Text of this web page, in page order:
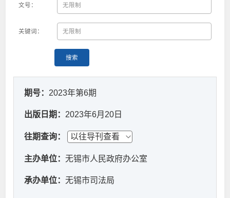
文号：
关键词：
搜索
期号： 2023年第6期
出版日期： 2023年6月20日
往期查询：
主办单位：无锡市人民政府办公室
承办单位：无锡市司法局